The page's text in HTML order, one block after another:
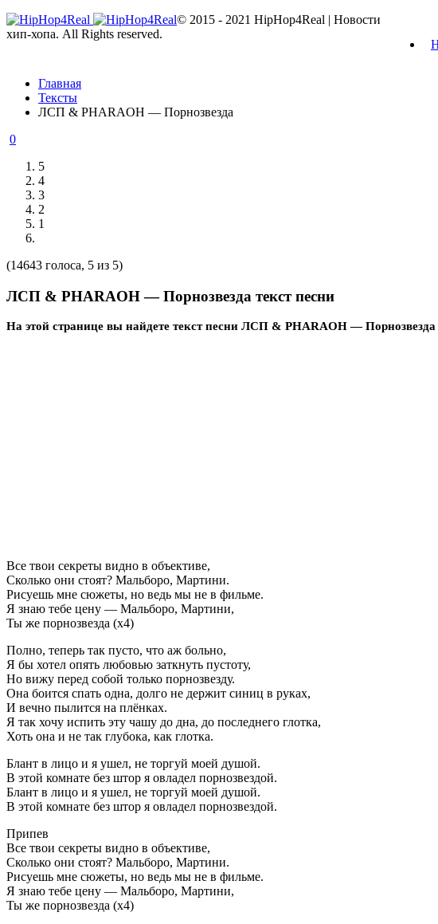
Главная
Тексты
ЛСП & PHARAOH — Порнозвезда
0
5
4
3
2
1
(14643 голоса, 5 из 5)
ЛСП & PHARAOH — Порнозвезда текст песни
На этой странице вы найдете текст песни ЛСП & PHARAOH — Порнозвезда
Все твои секреты видно в объективе,
Сколько они стоят? Мальборо, Мартини.
Рисуешь мне сюжеты, но ведь мы не в фильме.
Я знаю тебе цену — Мальборо, Мартини,
Ты же порнозвезда (х4)
Полно, теперь так пусто, что аж больно,
Я бы хотел опять любовью заткнуть пустоту,
Но вижу перед собой только порнозвезду.
Она боится спать одна, долго не держит синиц в руках,
И вечно пылится на плёнках.
Я так хочу испить эту чашу до дна, до последнего глотка,
Хоть она и не так глубока, как глотка.
Блант в лицо и я ушел, не торгуй моей душой.
В этой комнате без штор я овладел порнозвездой.
Блант в лицо и я ушел, не торгуй моей душой.
В этой комнате без штор я овладел порнозвездой.
Припев
Все твои секреты видно в объективе,
Сколько они стоят? Мальборо, Мартини.
Рисуешь мне сюжеты, но ведь мы не в фильме.
Я знаю тебе цену — Мальборо, Мартини,
Ты же порнозвезда (х4)
© 2015 - 2021 HipHop4Real | Новости
хип-хопа. All Rights reserved.